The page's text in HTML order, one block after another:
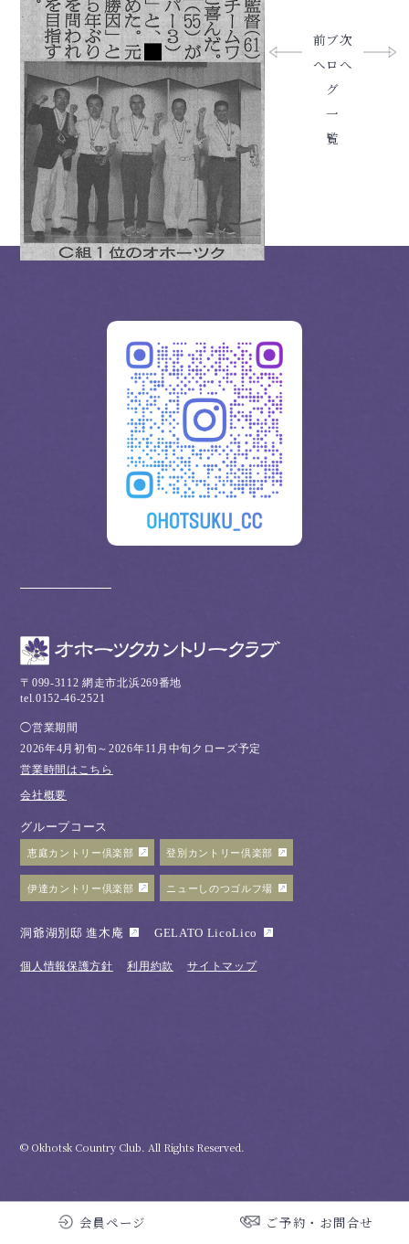
前
へ
ブ
ロ
グ
一
覧
次
へ
会員ページ ご予約・お問合せ
〒099-3112 網走市北浜269番地
tel.0152-46-2521
◯営業期間
2026年4月初旬～2026年11月中旬クローズ予定
営業時間はこちら
会社概要
グループコース
恵庭カントリー倶楽部 登別カントリー倶楽部
伊達カントリー倶楽部 ニューしのつゴルフ場
洞爺湖別邸 進木庵 GELATO LicoLico
個人情報保護方針 利用約款 サイトマップ
© Okhotsk Country Club. All Rights Reserved.